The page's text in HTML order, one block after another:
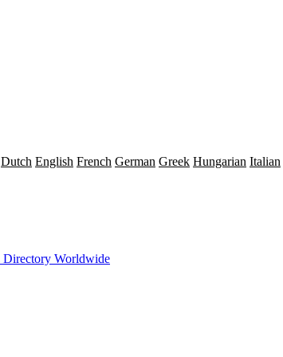
Dutch English French German Greek Hungarian Italian